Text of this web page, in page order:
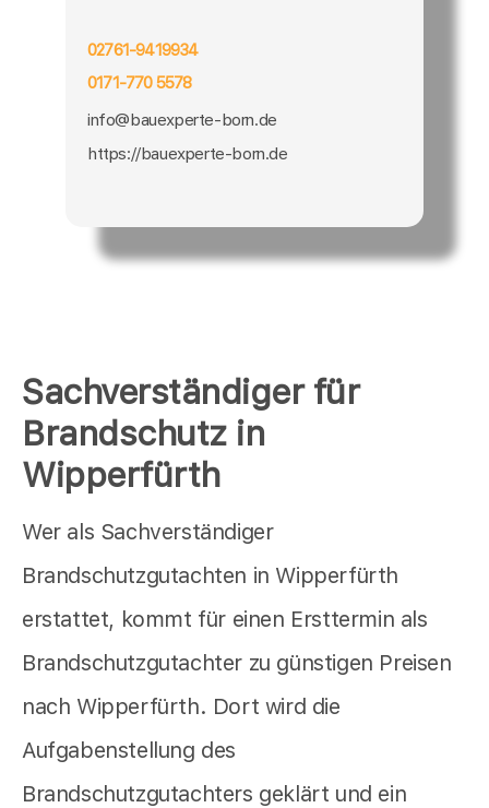
Sachverständiger für
Brandschutz in
Wipperfürth
Wer als Sachverständiger
Brandschutzgutachten in Wipperfürth
erstattet, kommt für einen Ersttermin als
Brandschutzgutachter zu günstigen Preisen
nach Wipperfürth. Dort wird die
Aufgabenstellung des
Brandschutzgutachters geklärt und ein
02761-9419934
0171-770 5578
info@bauexperte-born.de
https://bauexperte-born.de